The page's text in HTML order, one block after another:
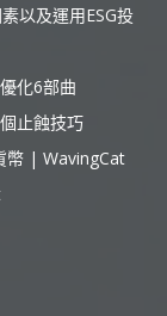
以及運用ESG投
化6部曲
止蝕技巧
幣 | WavingCat